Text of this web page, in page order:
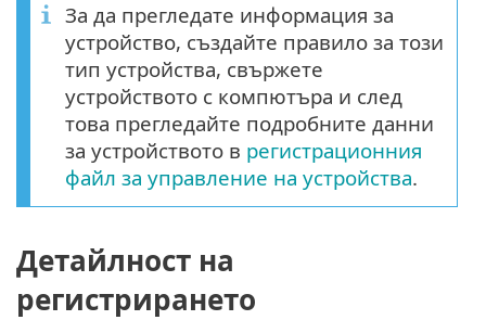
За да прегледате информация за
устройство, създайте правило за този
тип устройства, свържете
устройството с компютъра и след
това прегледайте подробните данни
за устройството в регистрационния
файл за управление на устройства.
Детайлност на
регистрирането